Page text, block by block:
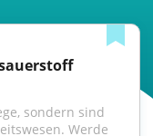
sondern sind